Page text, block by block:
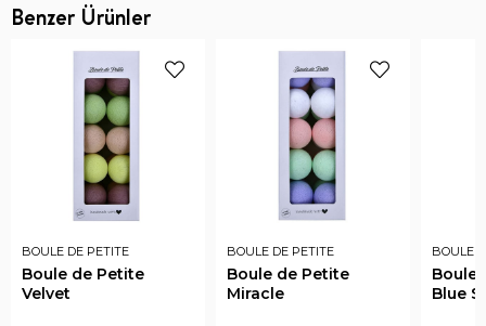
Benzer Ürünler
BOULE DE PETITE
Boule de Petite
Velvet
BOULE DE PETITE
Boule de Petite
Miracle
BOULE
Boule
Blue